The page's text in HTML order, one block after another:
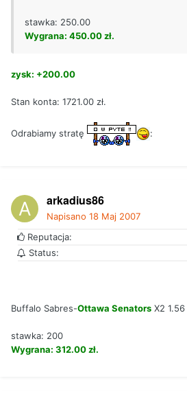
stawka: 250.00
Wygrana: 450.00 zł.
zysk: +200.00
Stan konta: 1721.00 zł.
Odrabiamy stratę :
arkadius86
Napisano 18 Maj 2007
Reputacja:
Status:
Buffalo Sabres-Ottawa Senators X2 1.56
stawka: 200
Wygrana: 312.00 zł.